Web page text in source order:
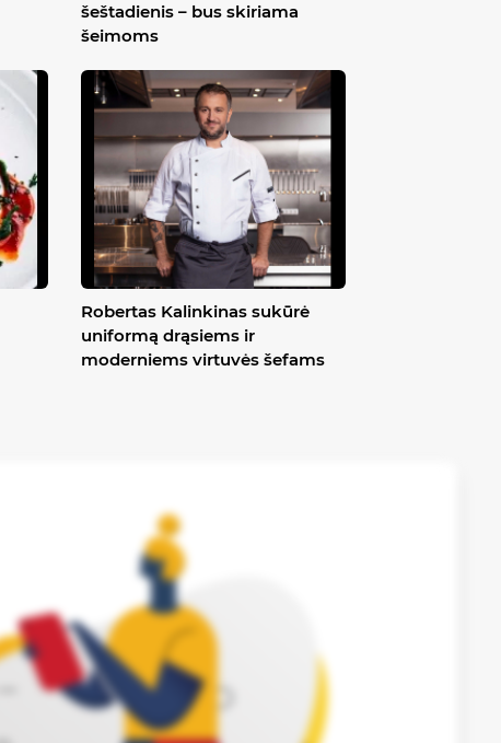
šeštadienis – bus skiriama
šeimoms
Robertas Kalinkinas sukūrė
uniformą drąsiems ir
moderniems virtuvės šefams